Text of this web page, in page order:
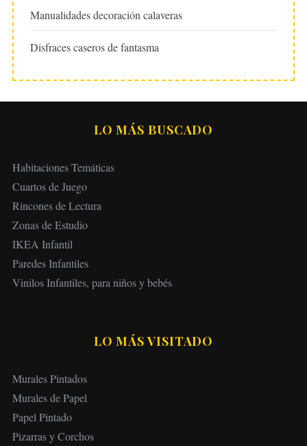
Manualidades decoración calaveras
Disfraces caseros de fantasma
LO MÁS BUSCADO
Habitaciones Temáticas
Cuartos de Juego
Rincones de Lectura
Zonas de Estudio
IKEA Infantil
Paredes Infantiles
Vinilos Infantiles, para niños y bebés
LO MÁS VISITADO
Murales Pintados
Murales de Papel
Papel Pintado
Pizarras y Corchos